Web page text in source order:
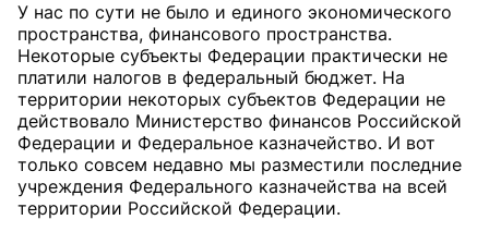
У нас по сути не было и единого экономического
пространства, финансового пространства.
Некоторые субъекты Федерации практически не
платили налогов в федеральный бюджет. На
территории некоторых субъектов Федерации не
действовало Министерство финансов Российской
Федерации и Федеральное казначейство. И вот
только совсем недавно мы разместили последние
учреждения Федерального казначейства на всей
территории Российской Федерации.